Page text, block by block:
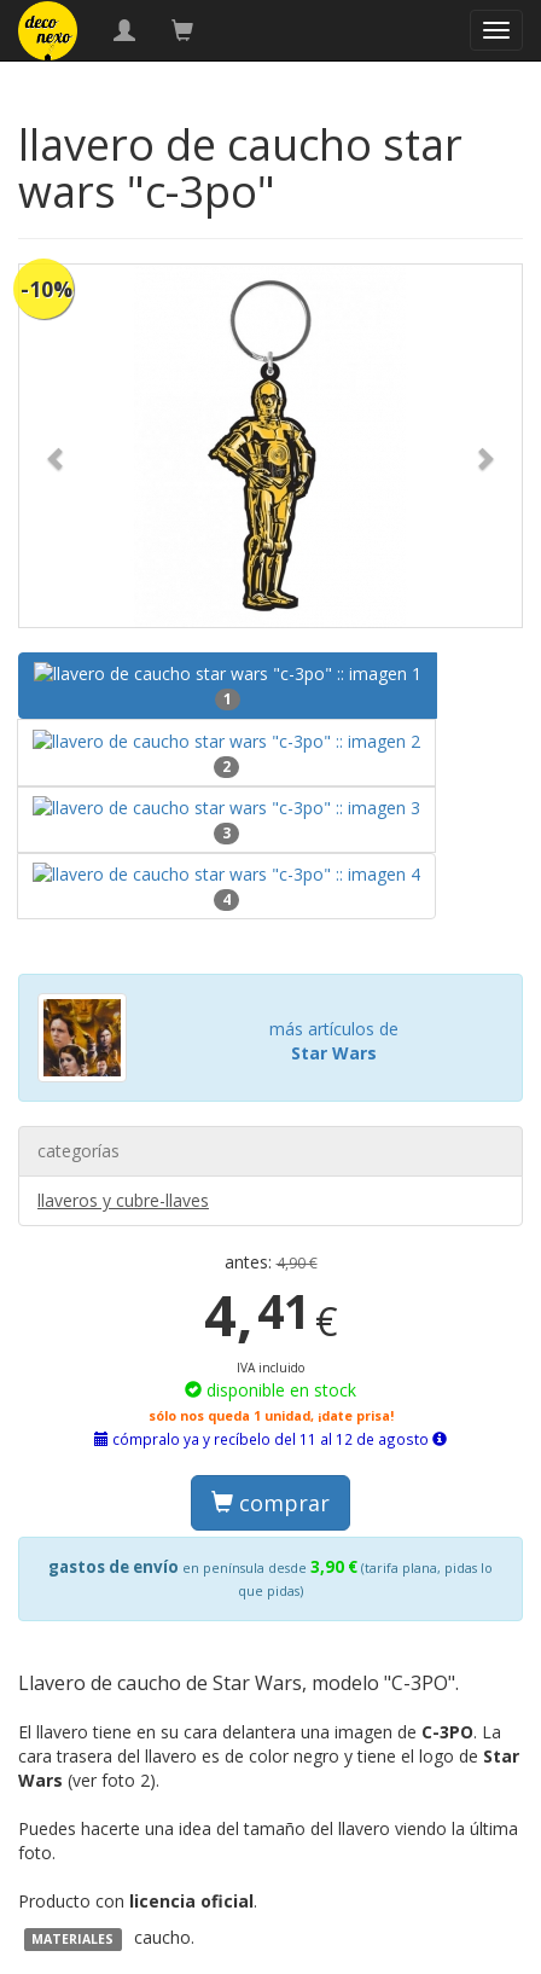
llavero de caucho star
wars "c-3po"
-10%
1
2
3
4
más artículos de
Star Wars
categorías
llaveros y cubre-llaves
antes:4,90 €
4,41 €
IVA incluido
disponible en stock
sólo nos queda 1 unidad, ¡date prisa!
cómpralo ya y recíbelo del 11 al 12 de agosto
comprar
gastos de envío en península desde 3,90 € (tarifa plana, pidas lo
que pidas)
Llavero de caucho de Star Wars, modelo "C-3PO".
El llavero tiene en su cara delantera una imagen de C-3PO. La
cara trasera del llavero es de color negro y tiene el logo de Star
Wars (ver foto 2).
Puedes hacerte una idea del tamaño del llavero viendo la última
foto.
Producto con licencia oficial.
MATERIALES caucho.